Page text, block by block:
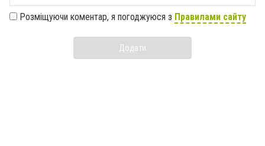
Розміщуючи коментар, я погоджуюся з Правилами сайту
Додати